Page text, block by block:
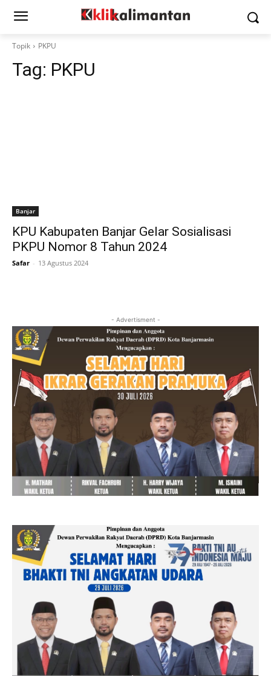
Topik PKPU
Tag: PKPU
Banjar
KPU Kabupaten Banjar Gelar Sosialisasi
PKPU Nomor 8 Tahun 2024
Safar - 13 Agustus 2024
- Advertisment -